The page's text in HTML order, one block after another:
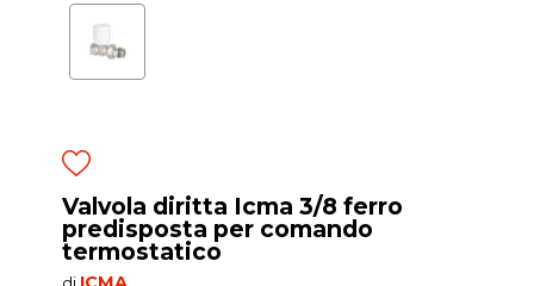
Valvola diritta Icma 3/8 ferro
predisposta per comando
termostatico